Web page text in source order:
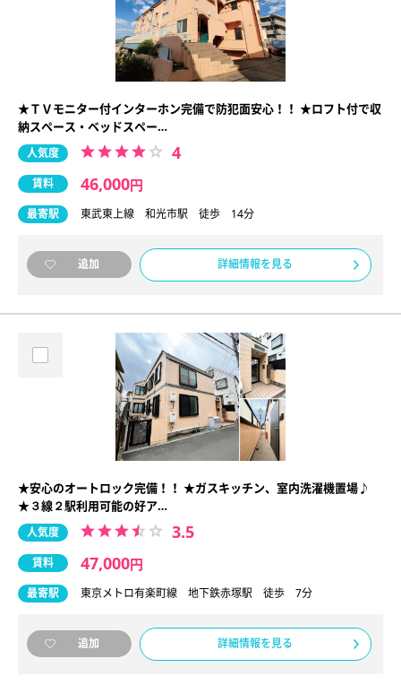
★ＴＶモニター付インターホン完備で防犯面安心！！ ★ロフト付で収
納スペース・ベッドスペー…
人気度 4
賃料 46,000円
最寄駅 東武東上線 和光市駅 徒歩 14分
追加 詳細情報を見る
★安心のオートロック完備！！ ★ガスキッチン、室内洗濯機置場♪
★３線２駅利用可能の好ア…
人気度 3.5
賃料 47,000円
最寄駅 東京メトロ有楽町線 地下鉄赤塚駅 徒歩 7分
追加 詳細情報を見る